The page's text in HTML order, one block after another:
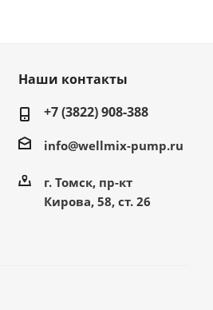
Наши контакты
+7 (3822) 908-388
info@wellmix-pump.ru
г. Томск, пр-кт
Кирова, 58, ст. 26